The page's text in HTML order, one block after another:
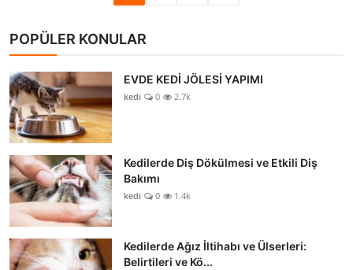
POPÜLER KONULAR
EVDE KEDİ JÖLESİ YAPIMI
kedi 0 2.7k
Kedilerde Diş Dökülmesi ve Etkili Diş
Bakımı
kedi 0 1.4k
Kedilerde Ağız İltihabı ve Ülserleri:
Belirtileri ve Kö...